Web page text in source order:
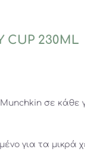
CUP 230ML
σε κάθε
για τα μικρά